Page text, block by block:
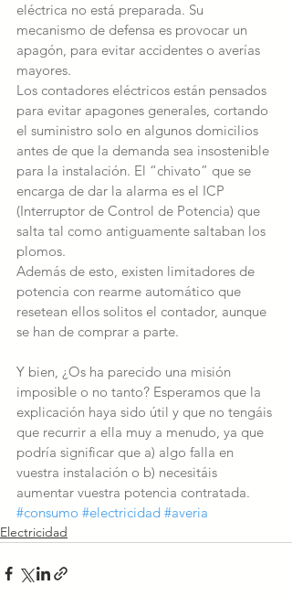
eléctrica no está preparada. Su
mecanismo de defensa es provocar un
apagón, para evitar accidentes o averías
mayores.
Los contadores eléctricos están pensados
para evitar apagones generales, cortando
el suministro solo en algunos domicilios
antes de que la demanda sea insostenible
para la instalación. El “chivato” que se
encarga de dar la alarma es el ICP
(Interruptor de Control de Potencia) que
salta tal como antiguamente saltaban los
plomos.
Además de esto, existen limitadores de
potencia con rearme automático que
resetean ellos solitos el contador, aunque
se han de comprar a parte.
Y bien, ¿Os ha parecido una misión
imposible o no tanto? Esperamos que la
explicación haya sido útil y que no tengáis
que recurrir a ella muy a menudo, ya que
podría significar que a) algo falla en
vuestra instalación o b) necesitáis
aumentar vuestra potencia contratada.
#consumo #electricidad #averia
Electricidad